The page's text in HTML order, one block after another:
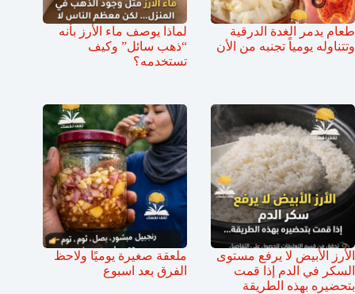
طعام يدمر الغدة الدرقية
وتتناوله يومياً تجنبه من الأن
لماذا يوصف ماء الأرز بأنه
“ذهب سائل” وكيف
تستخدمه؟
الأرز الأبيض لا يرفع مستوى
السكر في الدم إذا قمت
بتحضيره بهذه الطريقة
ملعقة صغيرة يوميًا ولاحظ
الفرق بعد اسبوع